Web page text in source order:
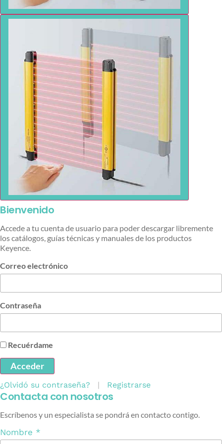
Bienvenido
Accede a tu cuenta de usuario para poder descargar libremente
los catálogos, guías técnicas y manuales de los productos
Keyence.
Correo electrónico
Contraseña
Recuérdame
Acceder
¿Olvidó su contraseña? Registrarse
Contacta con nosotros
Escríbenos y un especialista se pondrá en contacto contigo.
Nombre *